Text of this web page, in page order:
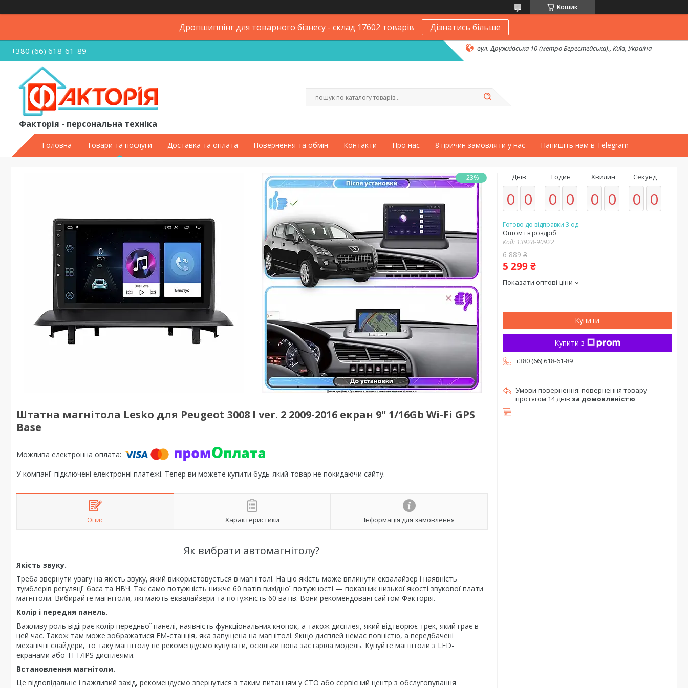
Кошик
Дропшиппінг для товарного бізнесу - склад 17602 товарів Дізнатись більше
+380 (66) 618-61-89 вул. Дружківська 10 (метро Берестейська)., Київ, Україна
Факторія - персональна техніка
Головна Товари та послуги Доставка та оплата Повернення та обмін Контакти Про нас 8 причин замовляти у нас Напишіть нам в Telegram
–23%
Штатна магнітола Lesko для Peugeot 3008 I ver. 2 2009-2016 екран 9" 1/16Gb Wi-Fi GPS
Base
У компанії підключені електронні платежі. Тепер ви можете купити будь-який товар не покидаючи сайту.
Опис Характеристики Інформація для замовлення
Як вибрати автомагнітолу?
Якість звуку.
Треба звернути увагу на якість звуку, який використовується в магнітолі. На цю якість може вплинути еквалайзер і наявність
тумблерів регуляції баса та НВЧ. Так само потужність нижче 60 ватів вихідної потужності — показник низької якості звукової плати
магнітоли. Вибирайте магнітоли, які мають еквалайзери та потужність 60 ватів. Вони рекомендовані сайтом Факторія.
Колір і передня панель.
Важливу роль відіграє колір передньої панелі, наявність функціональних кнопок, а також дисплея, який відтворює трек, який грає в
цей час. Також там може зображатися FM-станція, яка запущена на магнітолі. Якщо дисплей немає повністю, а передбачені
механічні слайдери, то таку магнітолу не рекомендуємо купувати, оскільки вона застаріла модель. Купуйте магнітоли з LED-
екранами або TFT/IPS дисплеями.
Встановлення магнітоли.
Це відповідальне і важливий захід, рекомендуємо звернутися з таким питанням у СТО або сервісний центр з обслуговування
Днів
0 0
Годин
0 0
Хвилин
0 0
Секунд
0 0
Готово до відправки 3 од.
Оптом і в роздріб
Код: 13928-90922
6 889 ₴
5 299 ₴
Показати оптові ціни
Купити
Купити з
+380 (66) 618-61-89
повернення товару
протягом 14 днів за домовленістю